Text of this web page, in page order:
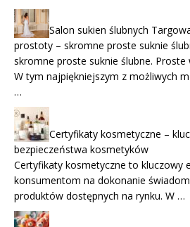
Salon sukien ślubnych
prostoty – skromne proste suknie
skromne proste suknie ślubne. Proste
W tym najpiękniejszym z możliwych
…
Certyfikaty kosmetyczne –
bezpieczeństwa kosmetyków
Certyfikaty kosmetyczne to kluczowy
konsumentom na dokonanie
produktów dostępnych na rynku. W …